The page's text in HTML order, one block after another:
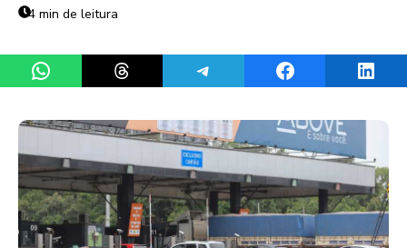
4 min de leitura
Share on WhatsAppShare on ThreadsShare on TelegramShare on Facebook